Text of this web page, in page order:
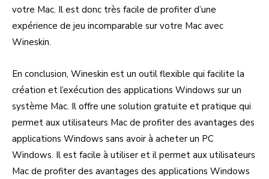
votre Mac. Il est donc très facile de profiter d’une
expérience de jeu incomparable sur votre Mac avec
Wineskin.
En conclusion, Wineskin est un outil flexible qui facilite la
création et l’exécution des applications Windows sur un
système Mac. Il offre une solution gratuite et pratique qui
permet aux utilisateurs Mac de profiter des avantages des
applications Windows sans avoir à acheter un PC
Windows. Il est facile à utiliser et il permet aux utilisateurs
Mac de profiter des avantages des applications Windows